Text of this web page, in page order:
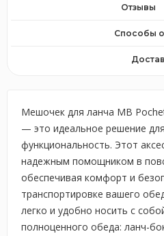
Отзывы
Способы
Мешочек для ланча MB
— это идеальное решение
функциональность. Этот
надежным помощником в
обеспечивая комфорт и
транспортировке вашего
легко и удобно носить с
полноценного обеда: ланч-